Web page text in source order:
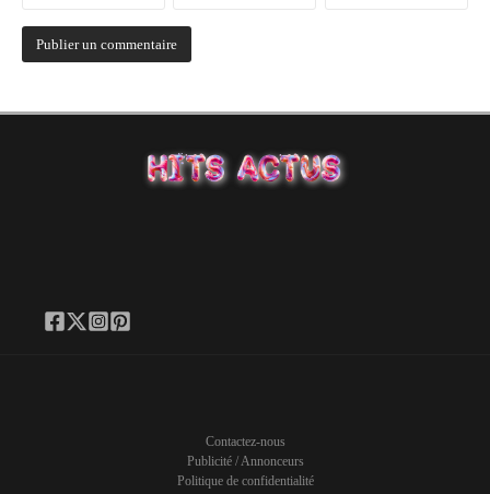
Contactez-nous
Publicité / Annonceurs
Politique de confidentialité